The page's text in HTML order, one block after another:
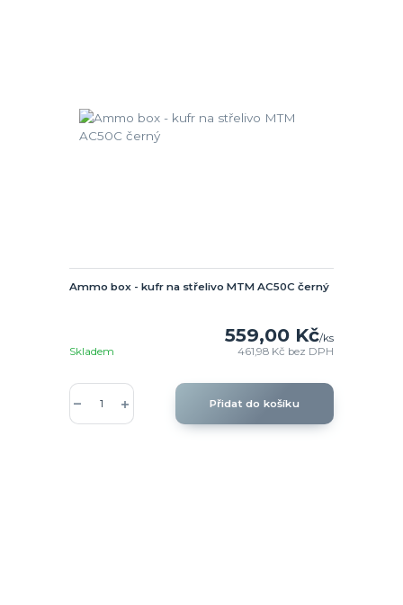
Ammo box - kufr na střelivo MTM AC50C černý
559,00 Kč/ks
461,98 Kč bez DPH
Skladem
Přidat do košíku